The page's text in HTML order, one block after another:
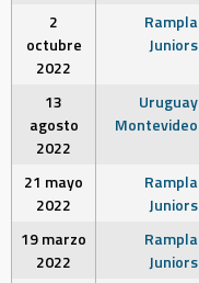
2
octubre
2022
Rampla
Juniors
13
agosto
2022
Uruguay
Montevideo
21 mayo
2022
Rampla
Juniors
19 marzo
2022
Rampla
Juniors